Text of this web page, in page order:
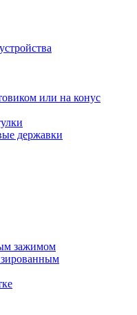
или на конус
державки
зажимом